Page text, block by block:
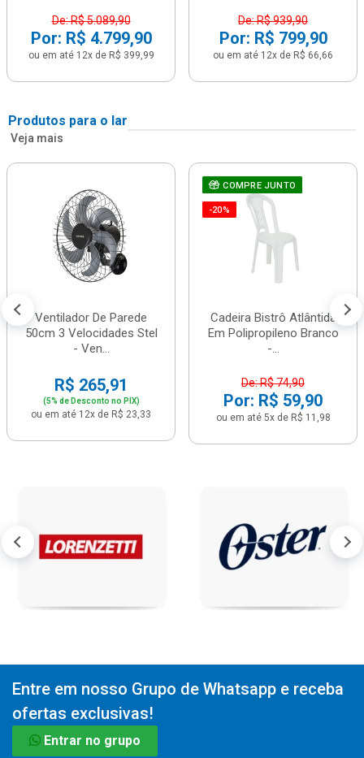
De: R$ 5.089,90
Por: R$ 4.799,90
ou em até 12x de R$ 399,99
De: R$ 939,90
Por: R$ 799,90
ou em até 12x de R$ 66,66
Produtos para o lar
Veja mais
Ventilador De Parede
50cm 3 Velocidades Stel
- Ven...
R$ 265,91
(5% de Desconto no PIX)
ou em até 12x de R$ 23,33
COMPRE JUNTO
-20%
Cadeira Bistrô Atlântida
Em Polipropileno Branco
-...
De: R$ 74,90
Por: R$ 59,90
ou em até 5x de R$ 11,98
Entre em nosso Grupo de Whatsapp e receba
ofertas exclusivas!
Entrar no grupo